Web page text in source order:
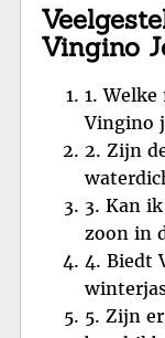
Vingino
1.
Vingino
2. Zijn
3. Kan
zoon in
4. Biedt
5. Zijn